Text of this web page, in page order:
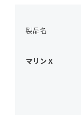
製品名
マリン X